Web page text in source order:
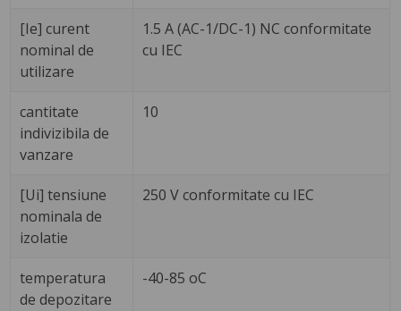
[Ie] curent
nominal de
utilizare
1.5 A (AC-1/DC-1) NC conformitate
cu IEC
cantitate
indivizibila de
vanzare
10
[Ui] tensiune
nominala de
izolatie
250 V conformitate cu IEC
temperatura
de depozitare
-40-85 oC